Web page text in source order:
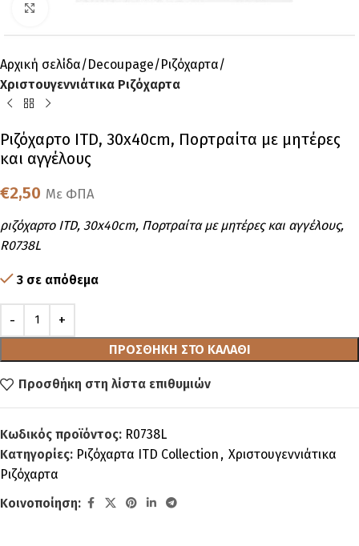
Αρχική σελίδα Decoupage Ριζόχαρτα
Χριστουγεννιάτικα Ριζόχαρτα
Ριζόχαρτο ITD, 30x40cm, Πορτραίτα με μητέρες
και αγγέλους
€2,50 Με ΦΠΑ
ριζόχαρτο ITD, 30x40cm, Πορτραίτα με μητέρες και αγγέλους,
R0738L
3 σε απόθεμα
ΠΡΟΣΘΉΚΗ ΣΤΟ ΚΑΛΆΘΙ
Προσθήκη στη λίστα επιθυμιών
Κωδικός προϊόντος: R0738L
Κατηγορίες: Ριζόχαρτα ITD Collection , Χριστουγεννιάτικα
Ριζόχαρτα
Κοινοποίηση: